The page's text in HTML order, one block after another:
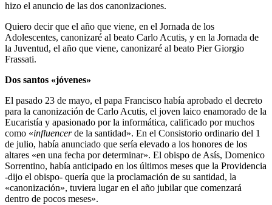
hizo el anuncio de las dos canonizaciones.
Quiero decir que el año que viene, en el Jornada de los
Adolescentes, canonizaré al beato Carlo Acutis, y en la Jornada de
la Juventud, el año que viene, canonizaré al beato Pier Giorgio
Frassati.
Dos santos «jóvenes»
El pasado 23 de mayo, el papa Francisco había aprobado el decreto
para la canonización de Carlo Acutis, el joven laico enamorado de la
Eucaristía y apasionado por la informática, calificado por muchos
como «influencerde la santidad». En el Consistorio ordinario del 1
de julio, había anunciado que sería elevado a los honores de los
altares «en una fecha por determinar». El obispo de Asís, Domenico
Sorrentino, había anticipado en los últimos meses que la Providencia
-dijo el obispo- quería que la proclamación de su santidad, la
«canonización», tuviera lugar en el año jubilar que comenzará
dentro de pocos meses».